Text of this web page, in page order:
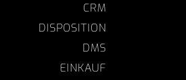
CRM
DISPOSITION
DMS
EINKAUF